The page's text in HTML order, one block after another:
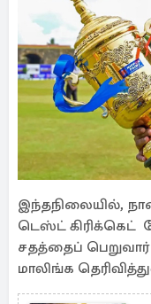
இந்தநிலையில்,
டெஸ்ட் கிரிக்கெட்
சதத்தைப் பெறுவார்
மாலிங்க